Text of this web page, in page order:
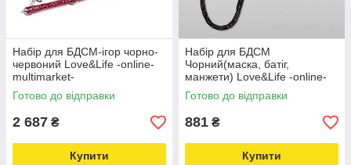
Набір для БДСМ-ігор чорно-
червоний Love&Life -online-
multimarket-
Готово до відправки
2 687 ₴
Купити
Набір для БДСМ
Чорний(маска, батіг,
манжети) Love&Life -online-
multimarket-
Готово до відправки
881 ₴
Купити